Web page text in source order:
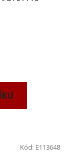
Kód: E113648